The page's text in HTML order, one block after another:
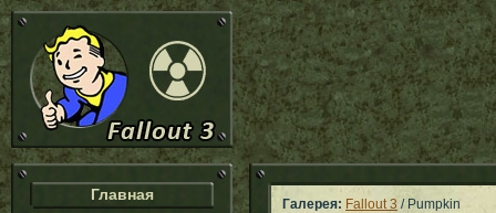
Главная
Галерея: Fallout 3 / Pumpkin